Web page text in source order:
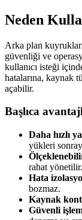
Neden
Arka plan
güvenliği ve
kullanıcı isteği
hatalarına, kaynak
açabilir.
Başlıca
Daha hızlı
yükleri
rahat yönetilir.
Hata
bozmaz.
Kaynak
Güvenli